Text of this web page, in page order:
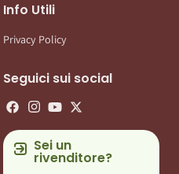
Info Utili
Privacy Policy
Seguici sui social
Sei un
rivenditore?